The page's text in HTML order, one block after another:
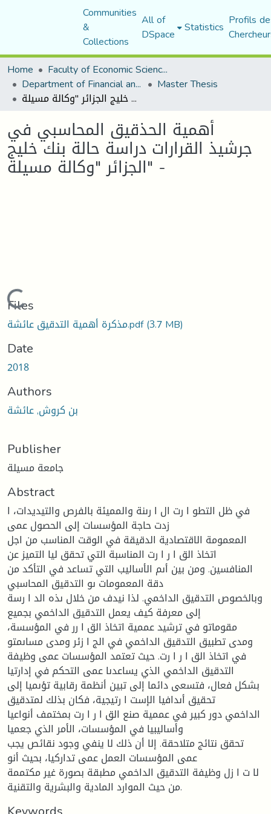
Communities
&
Collections
All of
DSpace Statistics Profils
Home
Faculty of Economic Sciences, Commerce and Management Sciences
Department of Financial and Accounting Sciences Master Thesis
أهمية الحذقيق المحاسبي في جرشيذ القرارات دراسة حالة بنك خليج الجزائر "وكالة مسيلة" -
أهمية الحذقيق المحاسبي في
جرشيذ القرارات دراسة حالة بنك خليج
الجزائر "وكالة مسيلة" -
Loading...
Files
مذكرة أهمية التدقيق عائشة.pdf(3.7 MB)
Date
2018
Authors
بن كروش, عائشة
Publisher
جامعة مسيلة
Abstract
في ظل التطو ا رت ال ا رىنة والمميئة بالفرص والتيديدات، ا
زدت حاجة المؤسسات إلى الحصول عمى
المعمومة الاقتصادية الدقيقة في الوقت المناسب من اجل
اتخاذ الق ا ر ا رت المناسبة التي تحقق ليا التميز عن
المنافسين. ومن بين أىم الأساليب التي تساعد في التأكد من
دقة المعمومات ىو التدقيق المحاسبي
وبالخصوص التدقيق الداخمي. لذا نيدف من خلال ىذه الد ا رسة
إلى معرفة كيف يعمل التدقيق الداخمي بجميع
مقوماتو في ترشيد عممية اتخاذ الق ا رر في المؤسسة،
ومدى تطبيق التدقيق الداخمي في الج ا زئر ومدى مساىمتو
في اتخاذ الق ا ر ا رت. حيث تعتمد المؤسسات عمى وظيفة
التدقيق الداخمي الذي يساعدىا عمى التحكم في إدارتيا
بشكل فعال، فتسعى دائما إلى تبين أنظمة رقابية تؤىميا إلى
تحقيق أىدافيا الإست ا رتيجية، فكان بذلك لمتدقيق
الداخمي دور كبير في عممية صنع الق ا ر ا رت بمختمف أنواعيا
وأساليبيا في المؤسسات، الأمر الذي جعميا
تحقق نتائج متلاحقة. إلا أن ذلك لا ينفي وجود نقائص يجب
عمى المؤسسات العمل عمى تداركيا، بحيث أنو
لا ت ا زل وظيفة التدقيق الداخمي مطبقة بصورة غير مكتممة
من حيث الموارد المادية والبشرية والتقنية.